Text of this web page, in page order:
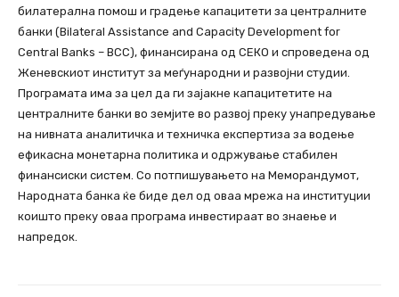
билатерална помош и градење капацитети за централните
банки (Bilateral Assistance and Capacity Development for
Central Banks – BCC), финансирана од СЕКО и спроведена од
Женевскиот институт за меѓународни и развојни студии.
Програмата има за цел да ги зајакне капацитетите на
централните банки во земјите во развој преку унапредување
на нивната аналитичка и техничка експертиза за водење
ефикасна монетарна политика и одржување стабилен
финансиски систем. Со потпишувањето на Меморандумот,
Народната банка ќе биде дел од оваа мрежа на институции
коишто преку оваа програма инвестираат во знаење и
напредок.